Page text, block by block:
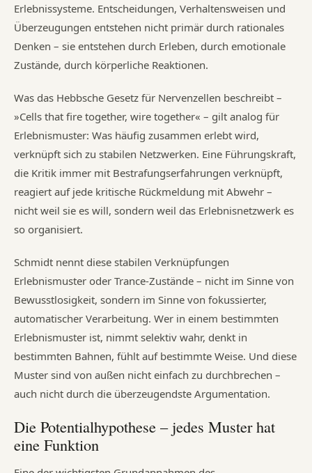
Erlebnissysteme. Entscheidungen, Verhaltensweisen und
Überzeugungen entstehen nicht primär durch rationales
Denken – sie entstehen durch Erleben, durch emotionale
Zustände, durch körperliche Reaktionen.
Was das Hebbsche Gesetz für Nervenzellen beschreibt –
»Cells that fire together, wire together« – gilt analog für
Erlebnismuster: Was häufig zusammen erlebt wird,
verknüpft sich zu stabilen Netzwerken. Eine Führungskraft,
die Kritik immer mit Bestrafungserfahrungen verknüpft,
reagiert auf jede kritische Rückmeldung mit Abwehr –
nicht weil sie es will, sondern weil das Erlebnisnetzwerk es
so organisiert.
Schmidt nennt diese stabilen Verknüpfungen
Erlebnismuster oder Trance-Zustände – nicht im Sinne von
Bewusstlosigkeit, sondern im Sinne von fokussierter,
automatischer Verarbeitung. Wer in einem bestimmten
Erlebnismuster ist, nimmt selektiv wahr, denkt in
bestimmten Bahnen, fühlt auf bestimmte Weise. Und diese
Muster sind von außen nicht einfach zu durchbrechen –
auch nicht durch die überzeugendste Argumentation.
Die Potentialhypothese – jedes Muster hat
eine Funktion